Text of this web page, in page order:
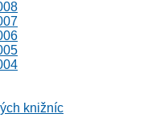
knižníc